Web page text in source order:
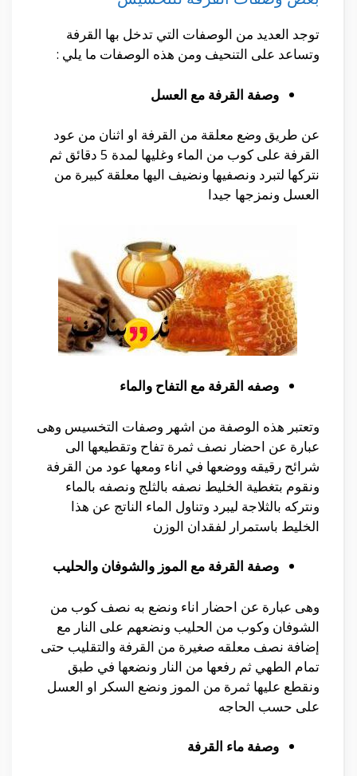
توجد العديد من الوصفات التي تدخل بها القرفة
وتساعد على التنحيف ومن هذه الوصفات ما يلي :
وصفة القرفة مع العسل
عن طريق وضع معلقة من القرفة او اثنان من عود
القرفة على كوب من الماء وغليها لمدة 5 دقائق ثم
نتركها لتبرد ونصفيها ونضيف اليها معلقة كبيرة من
العسل ونمزجها جيدا
وصفه القرفة مع التفاح والماء
وتعتبر هذه الوصفة من اشهر وصفات التخسيس وهى
عبارة عن احضار نصف ثمرة تفاح وتقطيعها الى
شرائح رقيقه ووضعها في اناء ومعها عود من القرفة
ونقوم بتغطية الخليط نصفه بالثلج ونصفه بالماء
ونتركه بالثلاجة ليبرد وتناول الماء الناتج عن هذا
الخليط باستمرار لفقدان الوزن
وصفة القرفة مع الموز والشوفان والحليب
وهى عبارة عن احضار اناء ونضع به نصف كوب من
الشوفان وكوب من الحليب ونضعهم على النار مع
إضافة نصف معلقه صغيرة من القرفة والتقليب حتى
تمام الطهي ثم رفعها من النار ونضعها في طبق
ونقطع عليها ثمرة من الموز ونضع السكر او العسل
على حسب الحاجه
وصفة ماء القرفة